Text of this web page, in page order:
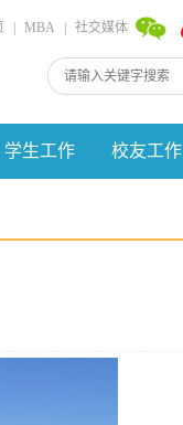
| MBA | 社交媒体
学生工作 校友工作